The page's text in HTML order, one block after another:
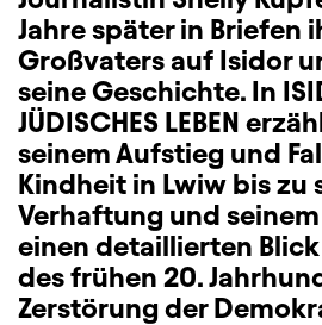
Jahre später in Briefen
Großvaters auf Isidor
seine Geschichte. In
JÜDISCHES LEBEN
seinem Aufstieg und
Kindheit in Lwiw bis zu
Verhaftung und
einen detaillierten
des frühen 20.
Zerstörung der